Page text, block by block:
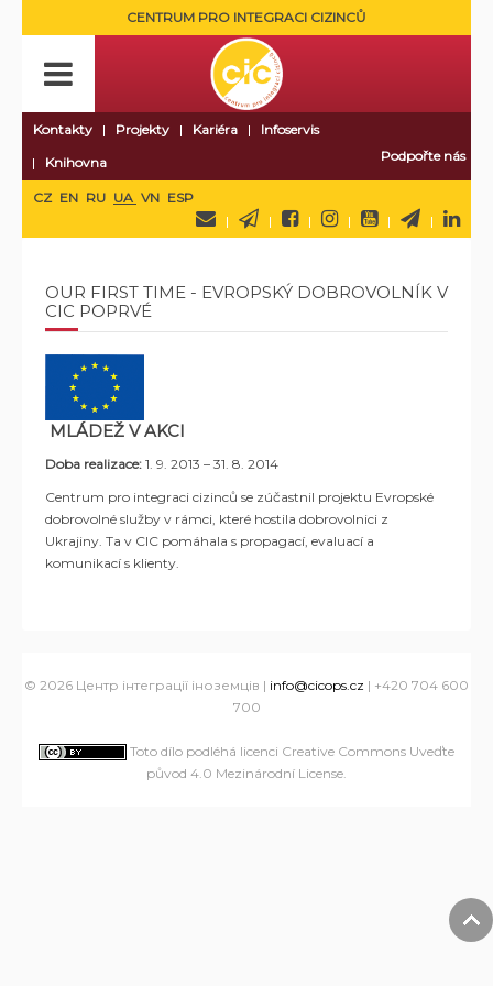
CENTRUM PRO INTEGRACI CIZINCŮ
Kontakty Projekty Kariéra
Infoservis
Knihovna
Podpořte nás
CZ EN RU UA VN ESP
OUR FIRST TIME - EVROPSKÝ DOBROVOLNÍK V
CIC POPRVÉ
MLÁDEŽ V AKCI
Doba realizace: 1. 9. 2013 – 31. 8. 2014
Centrum pro integraci cizinců se zúčastnil projektu Evropské
dobrovolné služby v rámci, které hostila dobrovolnici z
Ukrajiny. Ta v CIC pomáhala s propagací, evaluací a
komunikací s klienty.
© 2026 Центр інтеграції іноземців | info@cicops.cz | +420 704 600
700
Toto dílo podléhá licenci Creative Commons Uveďte
původ 4.0 Mezinárodní License